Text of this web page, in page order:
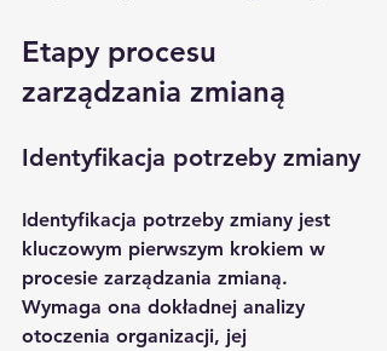
Etapy procesu
zarządzania zmianą
Identyfikacja potrzeby zmiany
Identyfikacja potrzeby zmiany jest
kluczowym pierwszym krokiem w
procesie zarządzania zmianą.
Wymaga ona dokładnej analizy
otoczenia organizacji, jej